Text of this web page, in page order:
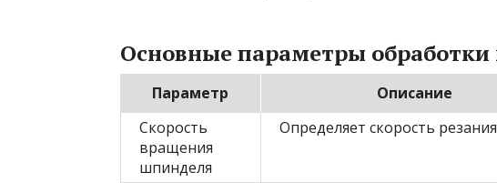
Основные параметры
Параметр Описание
Скорость
вращения
шпинделя
Определяет скорость